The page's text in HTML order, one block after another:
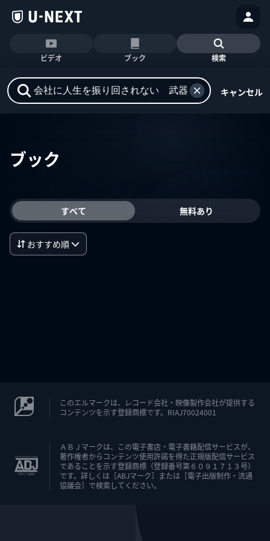
ビデオ ブック 検索
キャンセル
ブック
すべて 無料あり
おすすめ順
このエルマークは、レコード会社・映像製作会社が提供する
コンテンツを示す登録商標です。RIAJ70024001
ＡＢＪマークは、この電子書店・電子書籍配信サービスが、
著作権者からコンテンツ使用許諾を得た正規版配信サービス
であることを示す登録商標（登録番号第６０９１７１３号）
です。詳しくは［ABJマーク］または［電子出版制作・流通
協議会］で検索してください。